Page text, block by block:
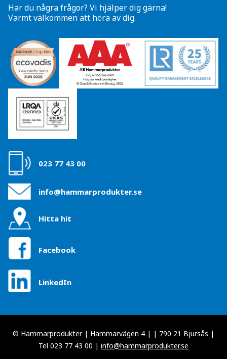
Har du några frågor? Vi hjälper dig gärna!
Varmt välkommen att höra av dig.
023 77 43 00
info@hammarprodukter.se
Hitta hit
Facebook
LinkedIn
© Hammarprodukter | Hammarvägen 4 | | 790 21 Bjursås |
Tel 023 77 43 00 | info@hammarprodukter.se